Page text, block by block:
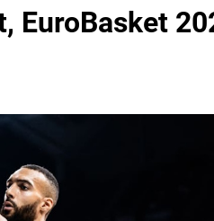
EuroBasket